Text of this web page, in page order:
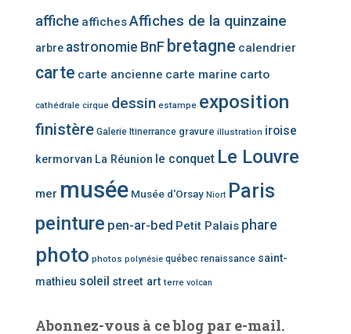
r
u
e
t
g
r
i
e
d
’
a
affiche affichesAffiches de la quinzaine
arbre astronomie BnF bretagne calendrier
carte carte ancienne carte marine carto
cathédrale cirque dessin estampe exposition
finistère Galerie Itinerrance gravure illustration iroise
kermorvan La Réunion le conquet Le Louvre
mer musée Musée d'Orsay Niort Paris
peinture pen-ar-bed Petit Palais phare
photo photos polynésie québec renaissance saint-
mathieu soleil street art terre volcan
Abonnez-vous à ce blog par e-mail.